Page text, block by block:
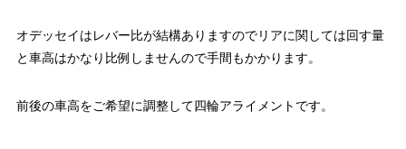
オデッセイはレバー比が結構ありますのでリアに関しては回す量
と車高はかなり比例しませんので手間もかかります。
前後の車高をご希望に調整して四輪アライメントです。